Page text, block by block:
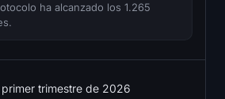
ha alcanzado los 1.265
trimestre de 2026